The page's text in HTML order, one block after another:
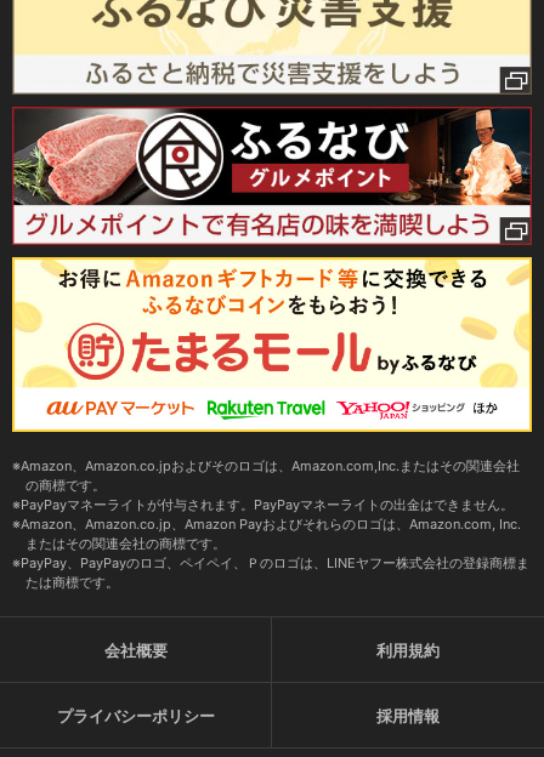
Amazon、Amazon.co.jpおよびそのロゴは、Amazon.com,Inc.またはその関連会社
の商標です。
PayPayマネーライトが付与されます。PayPayマネーライトの出金はできません。
Amazon、Amazon.co.jp、Amazon Payおよびそれらのロゴは、Amazon.com, Inc.
またはその関連会社の商標です。
PayPay、PayPayのロゴ、ペイペイ、Ｐのロゴは、LINEヤフー株式会社の登録商標ま
たは商標です。
会社概要 利用規約
プライバシーポリシー 採用情報